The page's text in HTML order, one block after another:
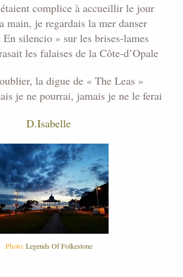
complice à accueillir le jour
main, je regardais la mer danser
silencio » sur les brises-lames
les falaises de la Côte-d’Opale
la digue de « The Leas »
je ne pourrai, jamais je ne le ferai
D.Isabelle
Photo:Legends Of Folkestone